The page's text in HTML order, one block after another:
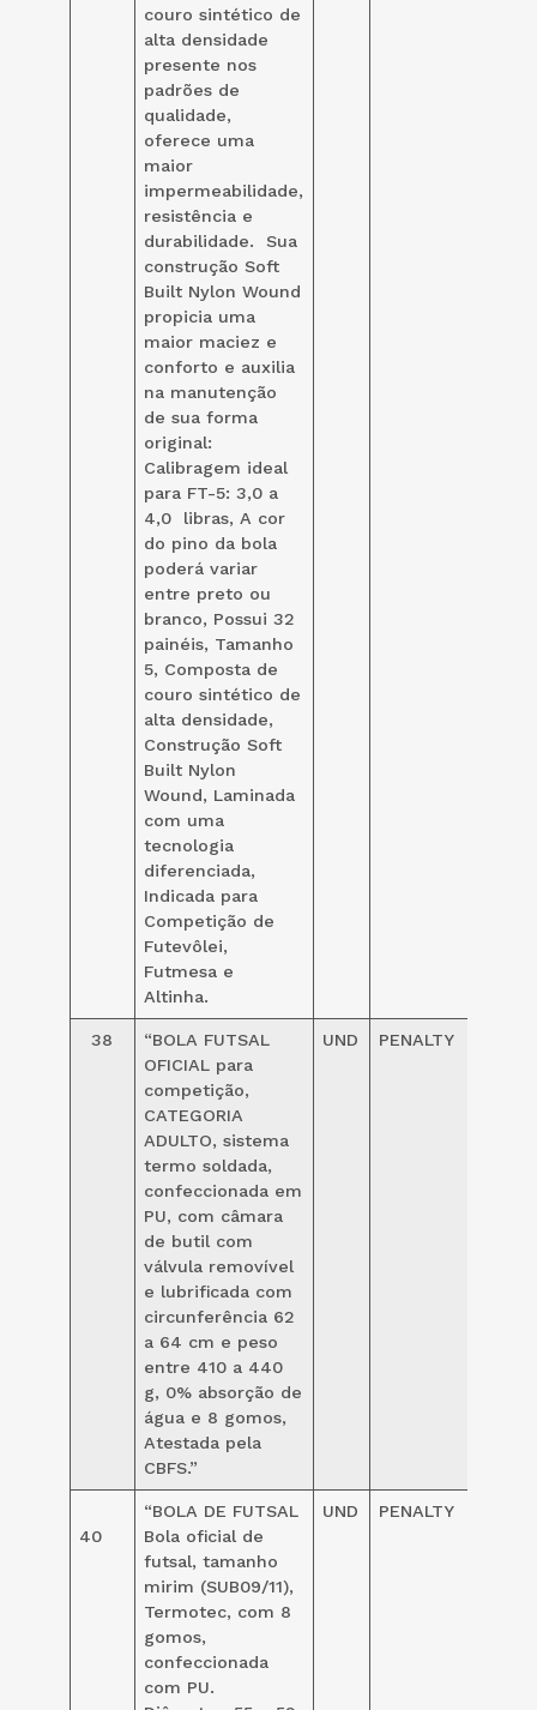
couro sintético de
alta densidade
presente nos
padrões de
qualidade,
oferece uma
maior
impermeabilidade,
resistência e
durabilidade. Sua
construção Soft
Built Nylon Wound
propicia uma
maior maciez e
conforto e auxilia
na manutenção
de sua forma
original:
Calibragem ideal
para FT-5: 3,0 a
4,0 libras, A cor
do pino da bola
poderá variar
entre preto ou
branco, Possui 32
painéis, Tamanho
5, Composta de
couro sintético de
alta densidade,
Construção Soft
Built Nylon
Wound, Laminada
com uma
tecnologia
diferenciada,
Indicada para
Competição de
Futevôlei,
Futmesa e
Altinha.
38
“BOLA FUTSAL
OFICIAL para
competição,
CATEGORIA
ADULTO, sistema
termo soldada,
confeccionada em
PU, com câmara
de butil com
válvula removível
e lubrificada com
circunferência 62
a 64 cm e peso
entre 410 a 440
g, 0% absorção de
água e 8 gomos,
Atestada pela
CBFS.”
UND PENALTY
40
“BOLA DE FUTSAL
Bola oficial de
futsal, tamanho
mirim (SUB09/11),
Termotec, com 8
gomos,
confeccionada
com PU.
UND PENALTY